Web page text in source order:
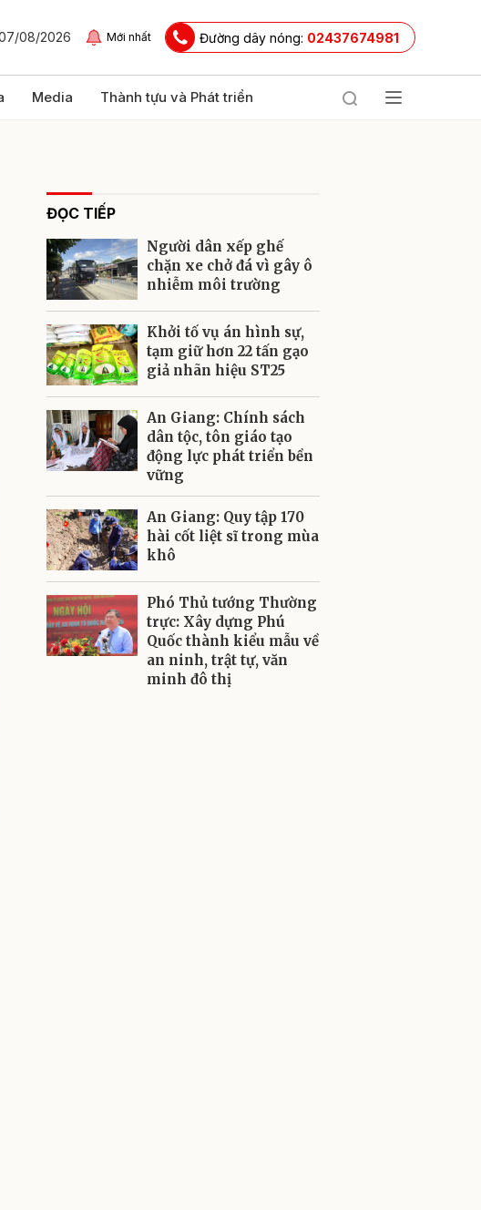
08/2026 Mới nhất Đường dây nóng: 02437674981
Media Thành tựu và Phát triển
ĐỌC TIẾP
Người dân xếp ghế
chặn xe chở đá vì gây ô
nhiễm môi trường
Khởi tố vụ án hình sự,
tạm giữ hơn 22 tấn gạo
giả nhãn hiệu ST25
An Giang: Chính sách
dân tộc, tôn giáo tạo
động lực phát triển bền
vững
An Giang: Quy tập 170
hài cốt liệt sĩ trong mùa
khô
Phó Thủ tướng Thường
trực: Xây dựng Phú
Quốc thành kiểu mẫu về
an ninh, trật tự, văn
minh đô thị
Gửi